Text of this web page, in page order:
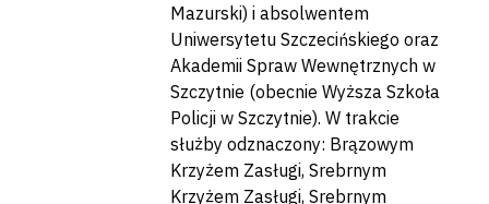
Mazurski) i absolwentem
Uniwersytetu Szczecińskiego oraz
Akademii Spraw Wewnętrznych w
Szczytnie (obecnie Wyższa Szkoła
Policji w Szczytnie). W trakcie
służby odznaczony: Brązowym
Krzyżem Zasługi, Srebrnym
Krzyżem Zasługi, Srebrnym